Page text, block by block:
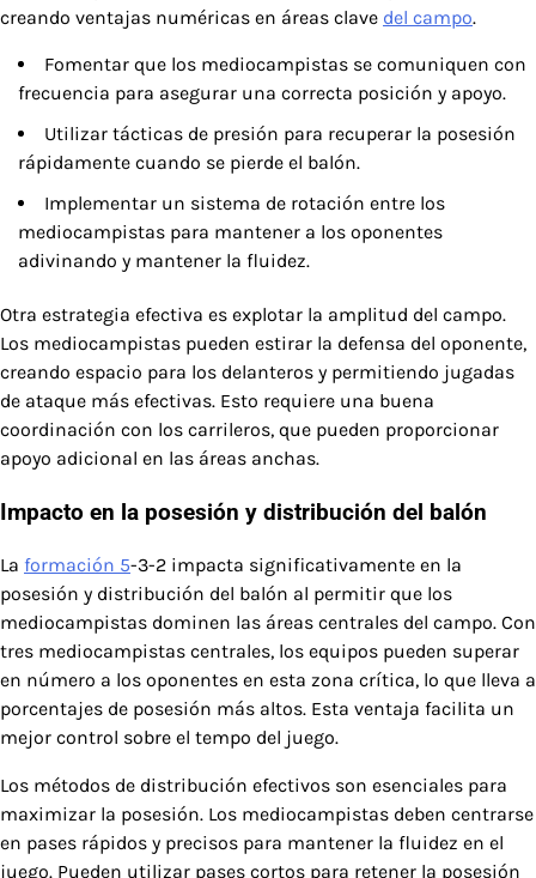
creando ventajas numéricas en áreas clave del campo.
Fomentar que los mediocampistas se comuniquen con
frecuencia para asegurar una correcta posición y apoyo.
Utilizar tácticas de presión para recuperar la posesión
rápidamente cuando se pierde el balón.
Implementar un sistema de rotación entre los
mediocampistas para mantener a los oponentes
adivinando y mantener la fluidez.
Otra estrategia efectiva es explotar la amplitud del campo.
Los mediocampistas pueden estirar la defensa del oponente,
creando espacio para los delanteros y permitiendo jugadas
de ataque más efectivas. Esto requiere una buena
coordinación con los carrileros, que pueden proporcionar
apoyo adicional en las áreas anchas.
Impacto en la posesión y distribución del balón
La formación 5-3-2 impacta significativamente en la
posesión y distribución del balón al permitir que los
mediocampistas dominen las áreas centrales del campo. Con
tres mediocampistas centrales, los equipos pueden superar
en número a los oponentes en esta zona crítica, lo que lleva a
porcentajes de posesión más altos. Esta ventaja facilita un
mejor control sobre el tempo del juego.
Los métodos de distribución efectivos son esenciales para
maximizar la posesión. Los mediocampistas deben centrarse
en pases rápidos y precisos para mantener la fluidez en el
juego. Pueden utilizar pases cortos para retener la posesión